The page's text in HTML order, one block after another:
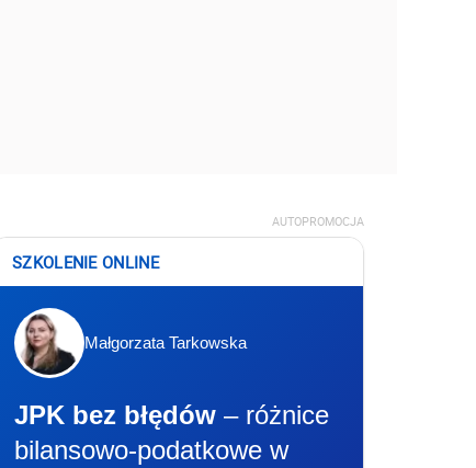
AUTOPROMOCJA
SZKOLENIE ONLINE
Małgorzata Tarkowska
JPK bez błędów – różnice
bilansowo-podatkowe w